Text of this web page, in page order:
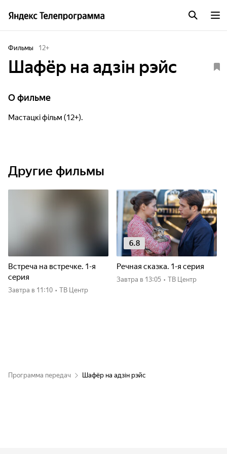
Фильмы 12+
Шафёр на адзін рэйс
О фильме
Мастацкі фільм (12+).
Другие фильмы
Встреча на встречке. 1-я
серия
Завтра в 11:10 • ТВ Центр
6.8
Речная сказка. 1-я серия
Завтра в 13:05 • ТВ Центр
Программа передач Шафёр на адзін рэйс